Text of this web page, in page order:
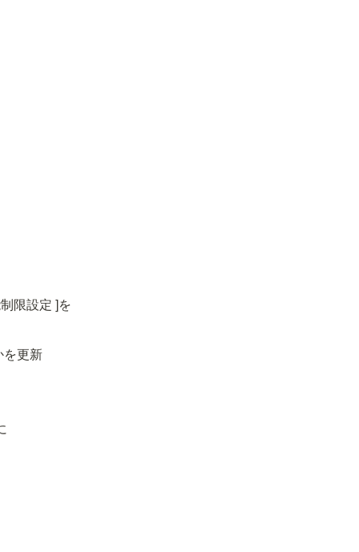
限設定 ]を
を更新